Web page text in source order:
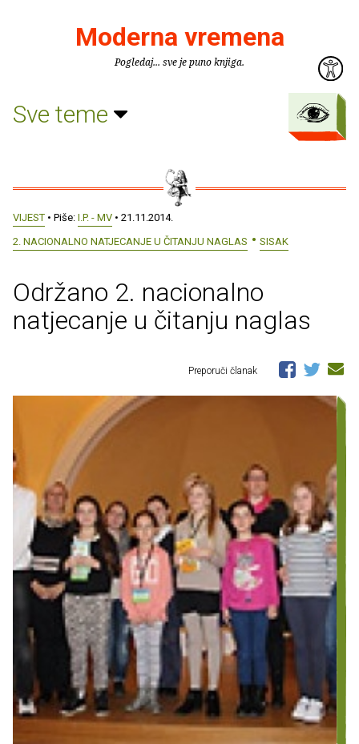
Moderna vremena
Pogledaj... sve je puno knjiga.
Sve teme
VIJEST • Piše: I.P. - MV • 21.11.2014.
2. NACIONALNO NATJECANJE U ČITANJU NAGLAS
SISAK
Održano 2. nacionalno
natjecanje u čitanju naglas
Preporuči članak